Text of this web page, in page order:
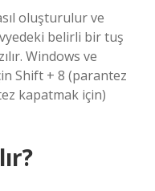
oluşturulur ve
belirli bir tuş
Windows ve
Shift + 8 (parantez
kapatmak için)